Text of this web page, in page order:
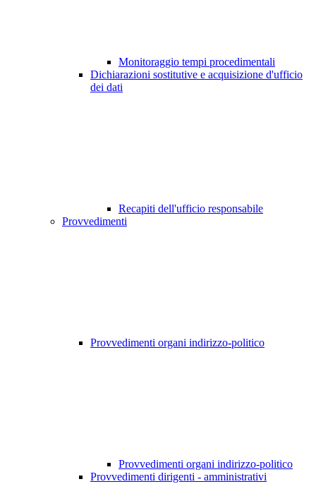
Monitoraggio tempi procedimentali
Dichiarazioni sostitutive e acquisizione d'ufficio
dei dati
Recapiti dell'ufficio responsabile
Provvedimenti
Provvedimenti organi indirizzo-politico
Provvedimenti organi indirizzo-politico
Provvedimenti dirigenti - amministrativi